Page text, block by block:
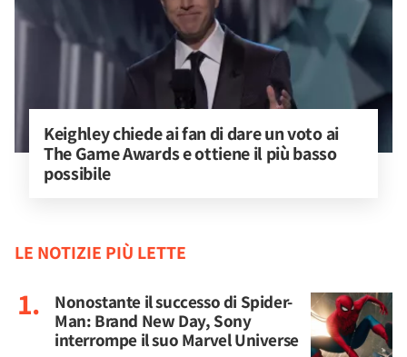
Keighley chiede ai fan di dare un voto ai
The Game Awards e ottiene il più basso
possibile
LE NOTIZIE PIÙ LETTE
Nonostante il successo di Spider-
Man: Brand New Day, Sony
interrompe il suo Marvel Universe